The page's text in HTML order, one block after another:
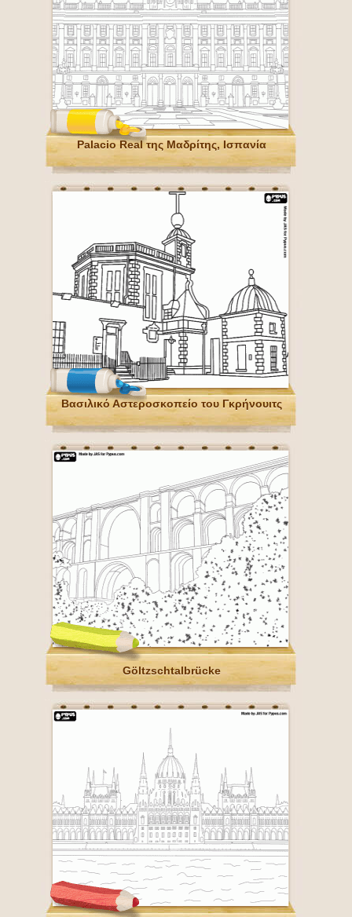
Palacio Real της Μαδρίτης, Ισπανία
Βασιλικό Αστεροσκοπείο του Γκρήνουιτς
Göltzschtalbrücke